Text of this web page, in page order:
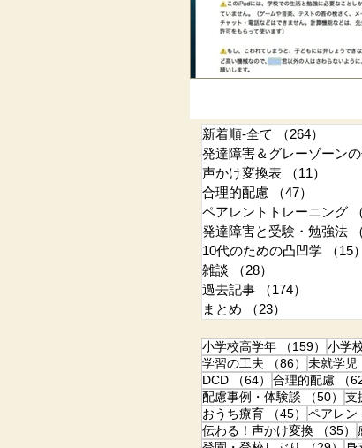
新着順-全て （264）
発達障害＆グレーゾーン
声かけ変換表
（11）
合理的配慮
（47）
ペアレントトレーニング
発達障害と受験・勉強法
10代のための凸凹学
（15）
雑談
（28）
過去記事
（174）
まとめ
（23）
小学校高学年 （159） 159
小学
学習の工夫
（86） 86件の記事
未就学児
DCD
（64） 64件の記事
合理的配慮 （
配慮事例・体験談
（50） 50
支
おうち療育
（45） 45件の記
ペアレン
伝わる！声かけ変換
（35）